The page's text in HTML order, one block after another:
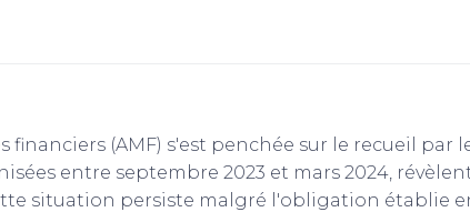
(AMF) s'est penchée sur le recueil par
entre septembre 2023 et mars 2024,
situation persiste malgré l'obligation établie